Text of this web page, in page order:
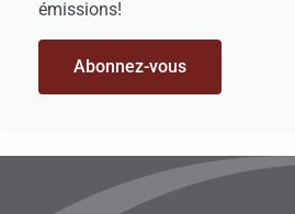
émissions!
Abonnez-vous